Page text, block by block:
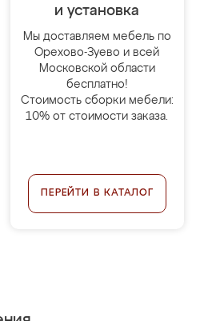
и установка
Мы доставляем мебель по
Орехово-Зуево и всей
Московской области
бесплатно!
Стоимость сборки мебели:
10% от стоимости заказа.
ПЕРЕЙТИ В КАТАЛОГ